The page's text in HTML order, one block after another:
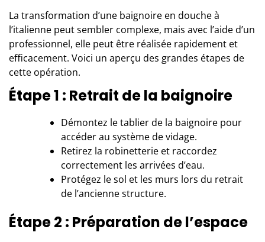
La transformation d’une baignoire en douche à
l’italienne peut sembler complexe, mais avec l’aide d’un
professionnel, elle peut être réalisée rapidement et
efficacement. Voici un aperçu des grandes étapes de
cette opération.
Étape 1 : Retrait de la baignoire
Démontez le tablier de la baignoire pour
accéder au système de vidage.
Retirez la robinetterie et raccordez
correctement les arrivées d’eau.
Protégez le sol et les murs lors du retrait
de l’ancienne structure.
Étape 2 : Préparation de l’espace